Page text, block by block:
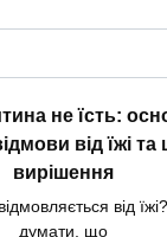
не їсть:
від їжі та
вирішення
від
думати, що